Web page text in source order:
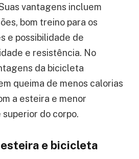
vantagens incluem
bom treino para os
e possibilidade de
e resistência. No
da bicicleta
queima de menos calorias
a esteira e menor
do corpo.
e bicicleta